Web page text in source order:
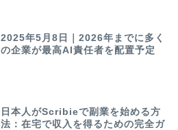
2025年5月8日｜2026年までに多く
の企業が最高AI責任者を配置予定
日本人がScribieで副業を始める方
法：在宅で収入を得るための完全ガ